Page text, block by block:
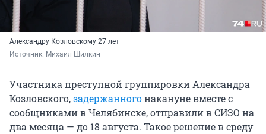
Александру Козловскому 27 лет
Источник: Михаил Шилкин
Участника преступной группировки Александра
Козловского,задержанногонакануне вместе с
сообщниками в Челябинске, отправили в СИЗО на
два месяца — до 18 августа. Такое решение в среду